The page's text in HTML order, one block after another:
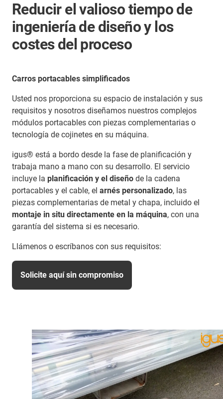
Reducir el valioso tiempo de
ingeniería de diseño y los
costes del proceso
Carros portacables simplificados
Usted nos proporciona su espacio de instalación y sus
requisitos y nosotros diseñamos nuestros complejos
módulos portacables con piezas complementarias o
tecnología de cojinetes en su máquina.
igus® está a bordo desde la fase de planificación y
trabaja mano a mano con su desarrollo. El servicio
incluye la planificación y el diseño de la cadena
portacables y el cable, el arnés personalizado, las
piezas complementarias de metal y chapa, incluido el
montaje in situ directamente en la máquina, con una
garantía del sistema si es necesario.
Llámenos o escríbanos con sus requisitos:
Solicite aquí sin compromiso